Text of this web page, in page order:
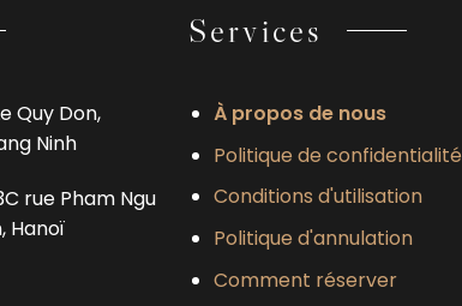
Quy Don,
Ninh
rue Pham Ngu
Hanoï
Services
À propos de nous
Politique de confidentialité
Conditions d'utilisation
Politique d'annulation
Comment réserver